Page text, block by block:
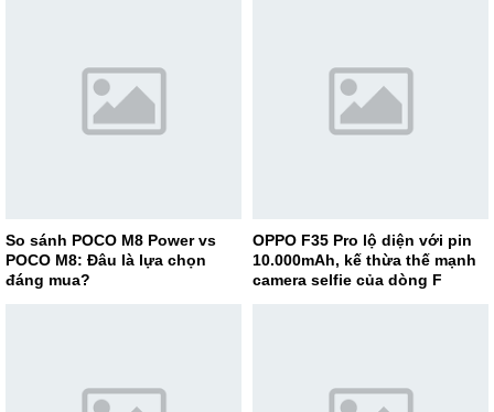
So sánh POCO M8 Power vs
POCO M8: Đâu là lựa chọn
đáng mua?
OPPO F35 Pro lộ diện với pin
10.000mAh, kế thừa thế mạnh
camera selfie của dòng F